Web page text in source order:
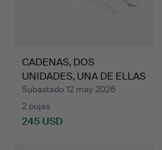
CADENAS, DOS
UNIDADES, UNA DE ELLAS
CON CO…
Subastado 12 may 2026
2 pujas
245 USD